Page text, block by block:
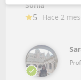
Sonia
5 Hace 2